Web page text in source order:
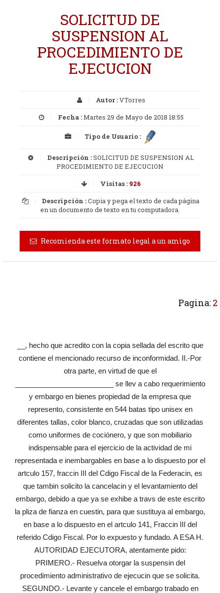
SOLICITUD DE
SUSPENSION AL
PROCEDIMIENTO DE
EJECUCION
Autor :VTorres
Fecha :Martes 29 de Mayo de 2018 18:55
Tipo de Usuario :
Descripción :SOLICITUD DE SUSPENSION AL
PROCEDIMIENTO DE EJECUCION
Visitas : 926
Descripción :Copia y pega el texto de cada página
en un documento de texto en tu computadora.
Recomienda este formato legal a un amigo
Pagina: 2
__, hecho que acredito con la copia sellada del escrito que
contiene el mencionado recurso de inconformidad. II.-Por
otra parte, en virtud de que el
_________________________ se llev a cabo requerimiento
y embargo en bienes propiedad de la empresa que
represento, consistente en 544 batas tipo unisex en
diferentes tallas, color blanco, cruzadas que son utilizadas
como uniformes de cociónero, y que son mobiliario
indispensable para el ejercicio de la actividad de mi
representada e inembargables en base a lo dispuesto por el
artculo 157, fraccin III del Cdigo Fiscal de la Federacin, es
que tambin solicito la cancelacin y el levantamiento del
embargo, debido a que ya se exhibe a travs de este escrito
la pliza de fianza en cuestin, para que sustituya al embargo,
en base a lo dispuesto en el artculo 141, Fraccin III del
referido Cdigo Fiscal. Por lo expuesto y fundado. A ESA H.
AUTORIDAD EJECUTORA, atentamente pido:
PRIMERO.- Resuelva otorgar la suspensin del
procedimiento administrativo de ejecucin que se solicita.
SEGUNDO.- Levante y cancele el embargo trabado en